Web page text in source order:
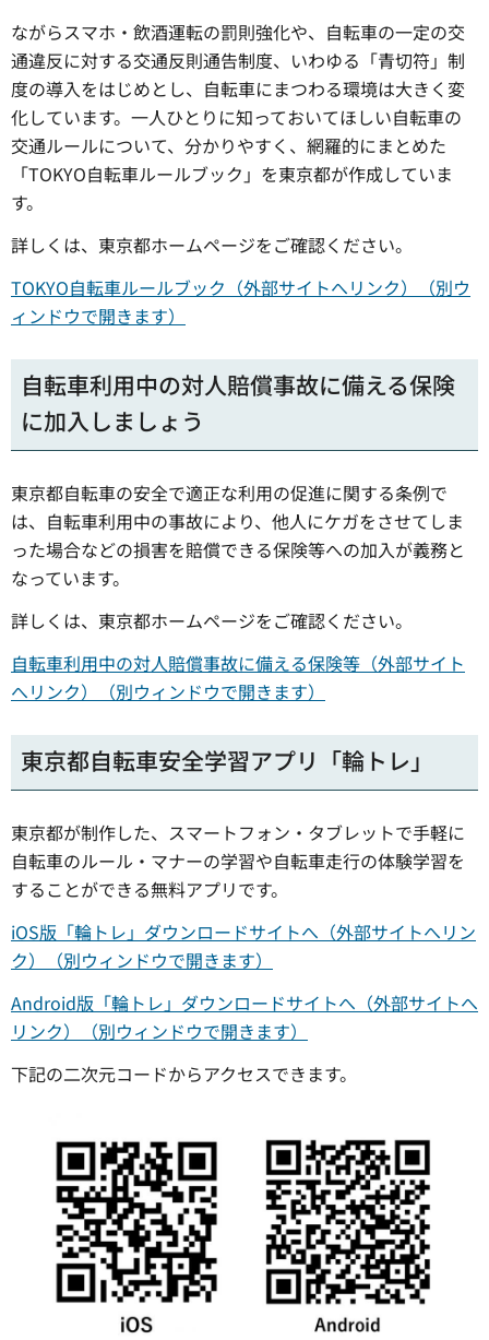
ながらスマホ・飲酒運転の罰則強化や、自転車の一定の交
通違反に対する交通反則通告制度、いわゆる「青切符」制
度の導入をはじめとし、自転車にまつわる環境は大きく変
化しています。一人ひとりに知っておいてほしい自転車の
交通ルールについて、分かりやすく、網羅的にまとめた
「TOKYO自転車ルールブック」を東京都が作成していま
す。
詳しくは、東京都ホームページをご確認ください。
TOKYO自転車ルールブック（外部サイトへリンク）（別ウ
ィンドウで開きます）
自転車利用中の対人賠償事故に備える保険
に加入しましょう
東京都自転車の安全で適正な利用の促進に関する条例で
は、自転車利用中の事故により、他人にケガをさせてしま
った場合などの損害を賠償できる保険等への加入が義務と
なっています。
詳しくは、東京都ホームページをご確認ください。
自転車利用中の対人賠償事故に備える保険等（外部サイト
へリンク）（別ウィンドウで開きます）
東京都自転車安全学習アプリ「輪トレ」
東京都が制作した、スマートフォン・タブレットで手軽に
自転車のルール・マナーの学習や自転車走行の体験学習を
することができる無料アプリです。
iOS版「輪トレ」ダウンロードサイトへ（外部サイトへリン
ク）（別ウィンドウで開きます）
Android版「輪トレ」ダウンロードサイトへ（外部サイトへ
リンク）（別ウィンドウで開きます）
下記の二次元コードからアクセスできます。